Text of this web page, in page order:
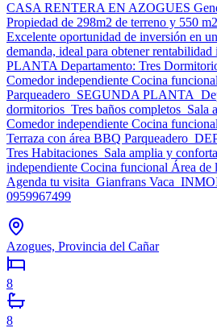
CASA RENTERA EN AZOGUES
Propiedad de 298m2 de terreno y 550
Excelente oportunidad de inversión en
demanda, ideal para obtener
PLANTA Departamento: Tres
Comedor independiente Cocina
Parqueadero SEGUNDA PLANTA
dormitorios Tres baños completos Sala
Comedor independiente Cocina
Terraza con área BBQ Parqueadero
Tres Habitaciones Sala amplia y
independiente Cocina funcional Área de
Agenda tu visita Gianfrans Vaca
0959967499
Azogues, Provincia del Cañar
8
8